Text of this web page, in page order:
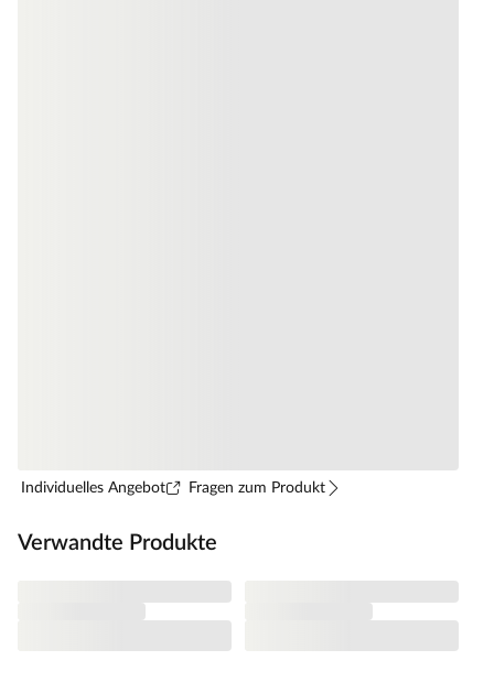
Individuelles Angebot Fragen zum Produkt
Verwandte Produkte